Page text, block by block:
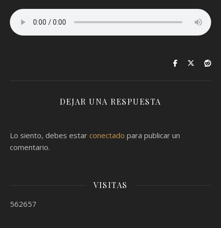
DEJAR UNA RESPUESTA
Lo siento, debes estar conectado para publicar un
comentario.
VISITAS
562657